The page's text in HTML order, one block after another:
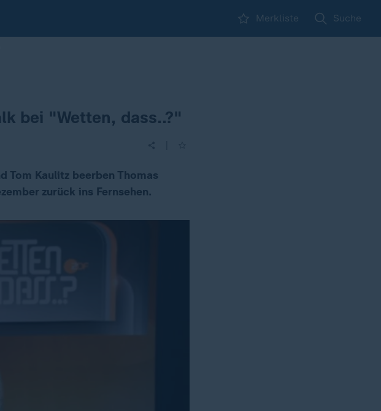
Merkliste Suche
bei "Wetten, dass..?"
Tom Kaulitz beerben Thomas
zurück ins Fernsehen.